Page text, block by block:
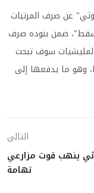
عن صرف المرتبات
ضمن بنوده صرف
سوف تبحث
وهو ما يدفعها إلى
التالي
ينهب قوت مزارعي
تهامة